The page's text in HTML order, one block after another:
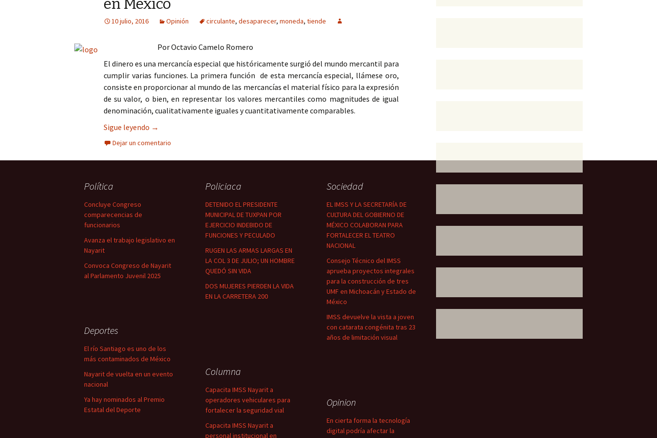
en México
10 julio, 2016 Opinión circulante, desaparecer, moneda, tiende
Por Octavio Camelo Romero
El dinero es una mercancía especial que históricamente surgió del mundo mercantil para
cumplir varias funciones. La primera función de esta mercancía especial, llámese oro,
consiste en proporcionar al mundo de las mercancías el material físico para la expresión
de su valor, o bien, en representar los valores mercantiles como magnitudes de igual
denominación, cualitativamente iguales y cuantitativamente comparables.
Sigue leyendo La moneda circulante tiende a desaparecer en México
→
Dejar un comentario
Política
Concluye Congreso
comparecencias de
funcionarios
Avanza el trabajo legislativo en
Nayarit
Convoca Congreso de Nayarit
al Parlamento Juvenil 2025
Policiaca
DETENIDO EL PRESIDENTE
MUNICIPAL DE TUXPAN POR
EJERCICIO INDEBIDO DE
FUNCIONES Y PECULADO
RUGEN LAS ARMAS LARGAS EN
LA COL 3 DE JULIO; UN HOMBRE
QUEDÓ SIN VIDA
DOS MUJERES PIERDEN LA VIDA
EN LA CARRETERA 200
Sociedad
EL IMSS Y LA SECRETARÍA DE
CULTURA DEL GOBIERNO DE
MÉXICO COLABORAN PARA
FORTALECER EL TEATRO
NACIONAL
Consejo Técnico del IMSS
aprueba proyectos integrales
para la construcción de tres
UMF en Michoacán y Estado de
México
IMSS devuelve la vista a joven
con catarata congénita tras 23
años de limitación visual
Deportes
El río Santiago es uno de los
más contaminados de México
Nayarit de vuelta en un evento
nacional
Ya hay nominados al Premio
Estatal del Deporte
Columna
Capacita IMSS Nayarit a
operadores vehiculares para
fortalecer la seguridad vial
Capacita IMSS Nayarit a
personal institucional en
Opinion
En cierta forma la tecnología
digital podría afectar la